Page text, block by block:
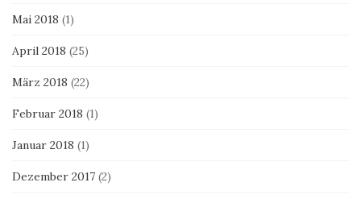
Mai 2018 (1)
April 2018 (25)
März 2018 (22)
Februar 2018 (1)
Januar 2018 (1)
Dezember 2017 (2)